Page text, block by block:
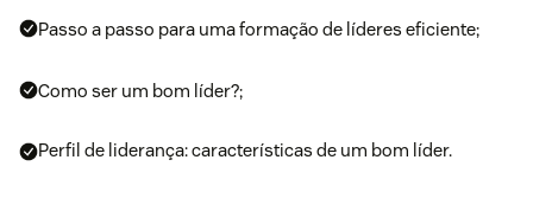
Passo a passo para uma formação de líderes eficiente;
Como ser um bom líder?;
Perfil de liderança: características de um bom líder.